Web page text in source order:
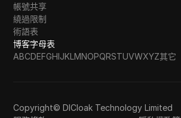
帳號共享
繞過限制
術語表
博客字母表
ABCDEFGHIJKLMNOPQRSTUVWXYZ其它
Copyright© DICloak Technology Limited